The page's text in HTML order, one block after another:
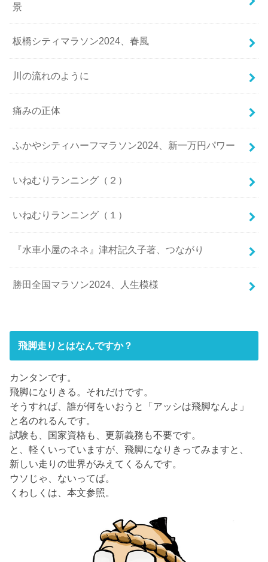
景
板橋シティマラソン2024、春風
川の流れのように
痛みの正体
ふかやシティハーフマラソン2024、新一万円パワー
いねむりランニング（２）
いねむりランニング（１）
『水車小屋のネネ』津村記久子著、つながり
勝田全国マラソン2024、人生模様
飛脚走りとはなんですか？
カンタンです。
飛脚になりきる。それだけです。
そうすれば、誰が何をいおうと「アッシは飛脚なんよ」
と名のれるんです。
試験も、国家資格も、更新義務も不要です。
と、軽くいっていますが、飛脚になりきってみますと、
新しい走りの世界がみえてくるんです。
ウソじゃ、ないってば。
くわしくは、本文参照。